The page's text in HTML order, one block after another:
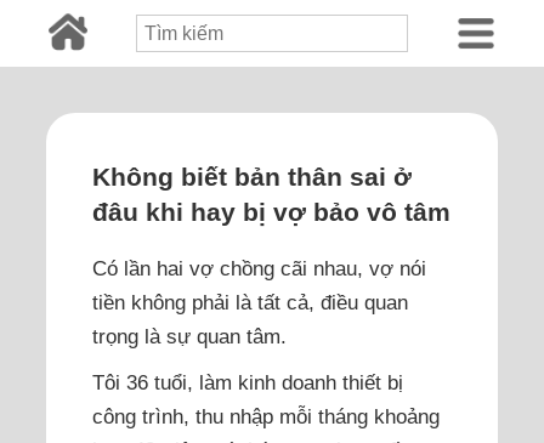
Không biết bản thân sai ở
đâu khi hay bị vợ bảo vô tâm
Có lần hai vợ chồng cãi nhau, vợ nói
tiền không phải là tất cả, điều quan
trọng là sự quan tâm.
Tôi 36 tuổi, làm kinh doanh thiết bị
công trình, thu nhập mỗi tháng khoảng